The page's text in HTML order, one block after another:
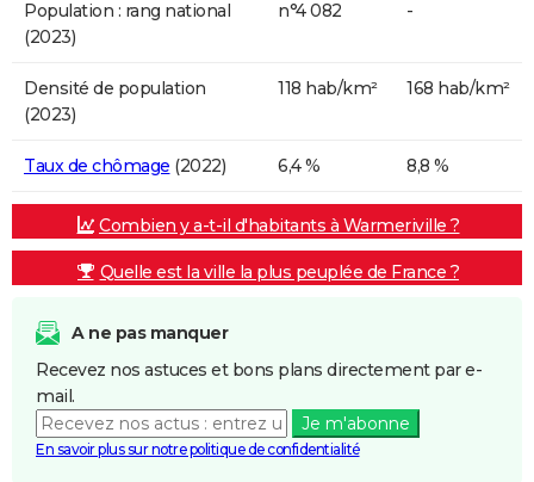
Population : rang national
(2023)
n°4 082 -
Densité de population
(2023)
118 hab/km² 168 hab/km²
Taux de chômage (2022) 6,4 % 8,8 %
Combien y a-t-il d'habitants à Warmeriville ?
Quelle est la ville la plus peuplée de France ?
A ne pas manquer
Recevez nos astuces et bons plans directement par e-
mail.
Je m'abonne
En savoir plus sur notre politique de confidentialité